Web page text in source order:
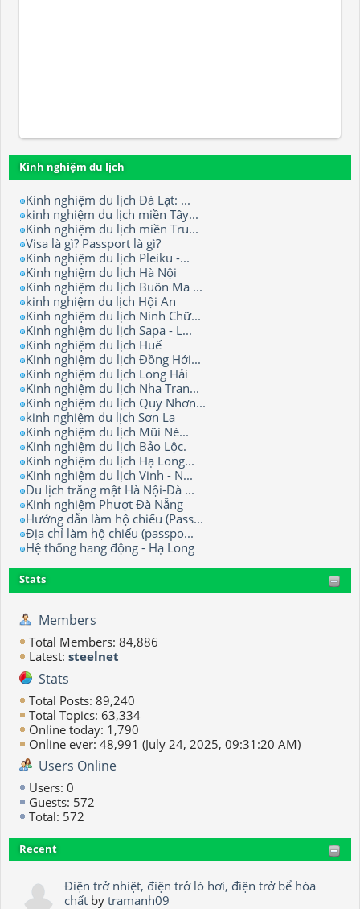
Kinh nghiệm du lịch
Kinh nghiệm du lịch Đà Lạt: ...
kinh nghiệm du lịch miền Tây...
Kinh nghiệm du lịch miền Tru...
Visa là gì? Passport là gì?
Kinh nghiệm du lịch Pleiku -...
Kinh nghiệm du lịch Hà Nội
Kinh nghiệm du lịch Buôn Ma ...
kinh nghiệm du lịch Hội An
Kinh nghiệm du lịch Ninh Chữ...
Kinh nghiệm du lịch Sapa - L...
Kinh nghiệm du lịch Huế
Kinh nghiệm du lịch Đồng Hới...
Kinh nghiệm du lịch Long Hải
Kinh nghiệm du lịch Nha Tran...
Kinh nghiệm du lịch Quy Nhơn...
kinh nghiệm du lịch Sơn La
Kinh nghiệm du lịch Mũi Né...
Kinh nghiệm du lịch Bảo Lộc.
Kinh nghiệm du lịch Hạ Long...
Kinh nghiệm du lịch Vinh - N...
Du lịch trăng mật Hà Nội-Đà ...
Kinh nghiệm Phượt Đà Nẵng
Hướng dẫn làm hộ chiếu (Pass...
Địa chỉ làm hộ chiếu (passpo...
Hệ thống hang động - Hạ Long
Stats
Members
Total Members: 84,886
Latest: steelnet
Stats
Total Posts: 89,240
Total Topics: 63,334
Online today: 1,790
Online ever: 48,991 (July 24, 2025, 09:31:20 AM)
Users Online
Users: 0
Guests: 572
Total: 572
Recent
Điện trở nhiệt, điện trở lò hơi, điện trở bể hóa
chất bytramanh09